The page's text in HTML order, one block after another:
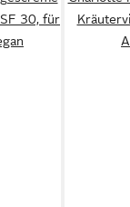
30, für